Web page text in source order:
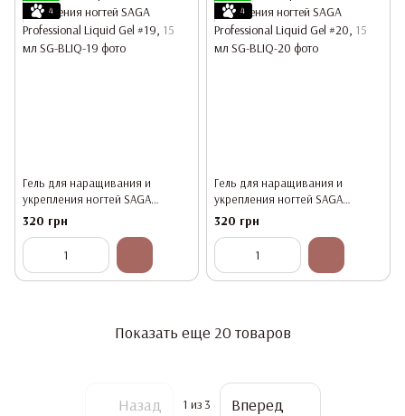
4
Гель для наращивания и
укрепления ногтей SAGA
Professional Liquid Gel #19, 15 мл
320 грн
4
Гель для наращивания и
укрепления ногтей SAGA
Professional Liquid Gel #20, 15 мл
320 грн
Показать еще 20 товаров
Назад 1 из 3 Вперед